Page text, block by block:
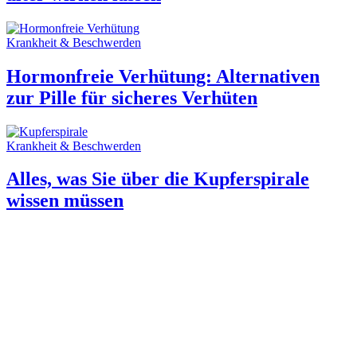
Krankheit & Beschwerden
Hormonfreie Verhütung: Alternativen
zur Pille für sicheres Verhüten
Krankheit & Beschwerden
Alles, was Sie über die Kupferspirale
wissen müssen